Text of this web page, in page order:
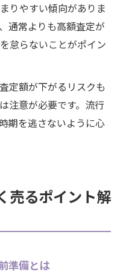
りやすい傾向がありま
通常よりも高額査定が
怠らないことがポイン
定額が下がるリスクも
注意が必要です。流行
期を逃さないように心
売るポイント解
準備とは